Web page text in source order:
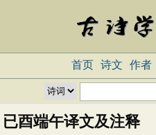
首页 诗文 作者
已酉端午译文及注释